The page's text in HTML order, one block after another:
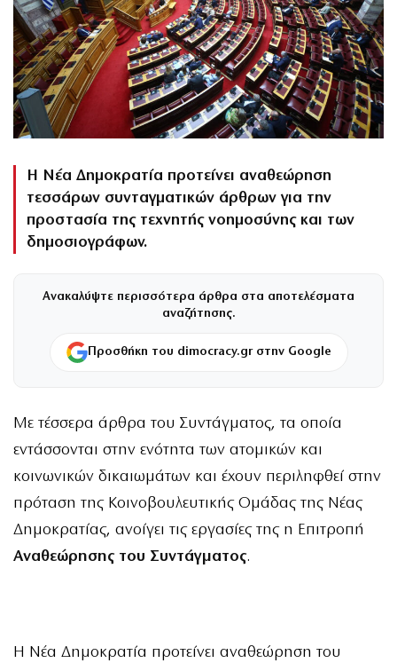
Η Νέα Δημοκρατία προτείνει αναθεώρηση
τεσσάρων συνταγματικών άρθρων για την
προστασία της τεχνητής νοημοσύνης και των
δημοσιογράφων.
Ανακαλύψτε περισσότερα άρθρα στα αποτελέσματα
αναζήτησης.
Προσθήκη του dimocracy.gr στην Google
Με τέσσερα άρθρα του Συντάγματος, τα οποία
εντάσσονται στην ενότητα των ατομικών και
κοινωνικών δικαιωμάτων και έχουν περιληφθεί στην
πρόταση της Κοινοβουλευτικής Ομάδας της Νέας
Δημοκρατίας, ανοίγει τις εργασίες της η Επιτροπή
Αναθεώρησης του Συντάγματος.
Η Νέα Δημοκρατία προτείνει αναθεώρηση του